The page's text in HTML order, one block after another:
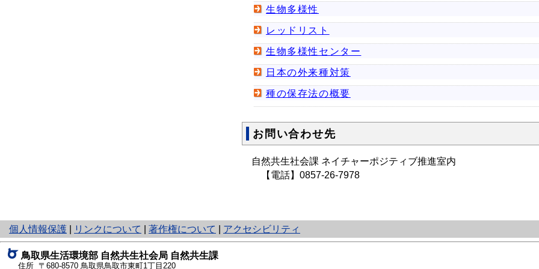
生物多様性
レッドリスト
生物多様性センター
日本の外来種対策
種の保存法の概要
お問い合わせ先
自然共生社会課 ネイチャーポジティブ推進室内
【電話】0857-26-7978
個人情報保護
と
り
ネ
ッ
リンクについて 著作権について アクセシビリティ
鳥取県生活環境部 自然共生社会局 自然共生課
住所 〒680-8570 鳥取県鳥取市東町1丁目220